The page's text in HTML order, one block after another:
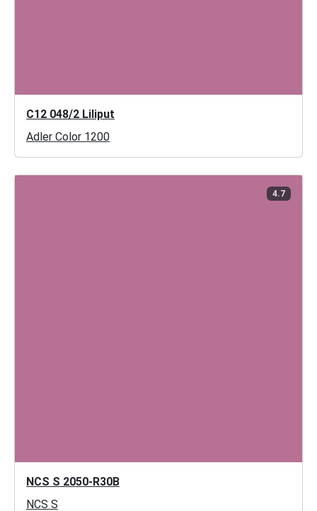
C12 048/2 Liliput
Adler Color 1200
4.7
NCS S 2050-R30B
NCS S